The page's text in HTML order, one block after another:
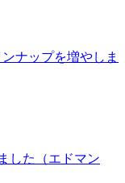
ナップを増やしま
した（エドマン